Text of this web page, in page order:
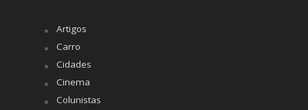
Artigos
Carro
Cidades
Cinema
Colunistas